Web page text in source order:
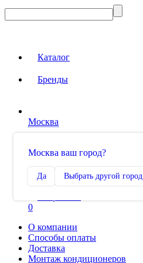
Каталог
Бренды
Москва
Москва ваш город?
Да Выбрать другой город
Сравнение
0
О компании
Способы оплаты
Доставка
Монтаж кондиционеров